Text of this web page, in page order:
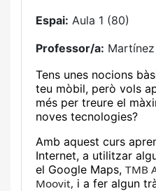
Espai: Aula 1 (80)
Professor/a:
Tens unes nocions
teu mòbil, però vols
més per treure el
noves tecnologies?
Amb aquest curs
Internet, a utilitzar
el Google Maps, TMB
Moovit, i a fer algun